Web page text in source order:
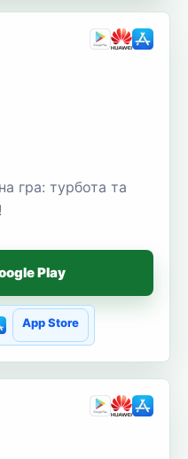
гра: турбота та
Play
App Store